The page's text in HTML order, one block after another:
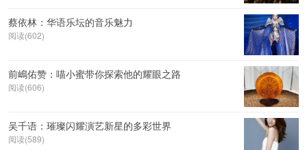
蔡依林：华语乐坛的音乐魅力
阅读(602)
前嶋佑赞：喵小蜜带你探索他的耀眼之路
阅读(606)
吴千语：璀璨闪耀演艺新星的多彩世界
阅读(589)